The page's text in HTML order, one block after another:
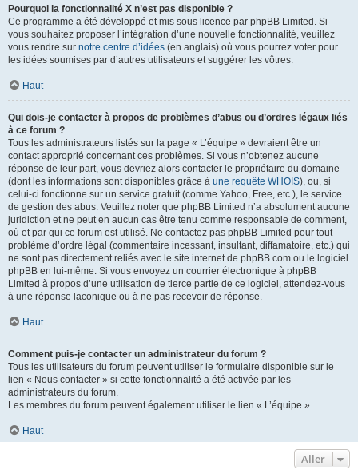
Pourquoi la fonctionnalité X n’est pas disponible ?
Ce programme a été développé et mis sous licence par phpBB Limited. Si
vous souhaitez proposer l’intégration d’une nouvelle fonctionnalité, veuillez
vous rendre sur notre centre d’idées (en anglais) où vous pourrez voter pour
les idées soumises par d’autres utilisateurs et suggérer les vôtres.
Haut
Qui dois-je contacter à propos de problèmes d’abus ou d’ordres légaux liés
à ce forum ?
Tous les administrateurs listés sur la page « L’équipe » devraient être un
contact approprié concernant ces problèmes. Si vous n’obtenez aucune
réponse de leur part, vous devriez alors contacter le propriétaire du domaine
(dont les informations sont disponibles grâce à une requête WHOIS), ou, si
celui-ci fonctionne sur un service gratuit (comme Yahoo, Free, etc.), le service
de gestion des abus. Veuillez noter que phpBB Limited n’a absolument aucune
juridiction et ne peut en aucun cas être tenu comme responsable de comment,
où et par qui ce forum est utilisé. Ne contactez pas phpBB Limited pour tout
problème d’ordre légal (commentaire incessant, insultant, diffamatoire, etc.) qui
ne sont pas directement reliés avec le site internet de phpBB.com ou le logiciel
phpBB en lui-même. Si vous envoyez un courrier électronique à phpBB
Limited à propos d’une utilisation de tierce partie de ce logiciel, attendez-vous
à une réponse laconique ou à ne pas recevoir de réponse.
Haut
Comment puis-je contacter un administrateur du forum ?
Tous les utilisateurs du forum peuvent utiliser le formulaire disponible sur le
lien « Nous contacter » si cette fonctionnalité a été activée par les
administrateurs du forum.
Les membres du forum peuvent également utiliser le lien « L’équipe ».
Haut
Aller